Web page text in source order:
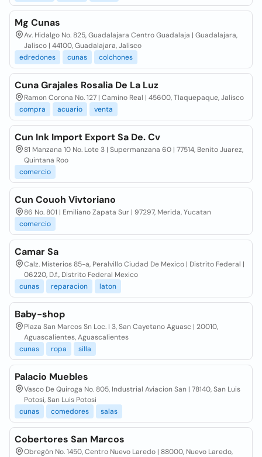
Mg Cunas
Av. Hidalgo No. 825, Guadalajara Centro Guadalaja | Guadalajara,
Jalisco | 44100, Guadalajara, Jalisco
edredones
cunas colchones
Cuna Grajales Rosalia De La Luz
Ramon Corona No. 127 | Camino Real | 45600, Tlaquepaque, Jalisco
compra
acuario venta
Cun Ink Import Export Sa De. Cv
81 Manzana 10 No. Lote 3 | Supermanzana 60 | 77514, Benito Juarez,
Quintana Roo
comercio
Cun Couoh Vivtoriano
86 No. 801 | Emiliano Zapata Sur | 97297, Merida, Yucatan
comercio
Camar Sa
Calz. Misterios 85-a, Peralvillo Ciudad De Mexico | Distrito Federal |
06220, D.f., Distrito Federal Mexico
cunas
reparacion laton
Baby-shop
Plaza San Marcos Sn Loc. I 3, San Cayetano Aguasc | 20010,
Aguascalientes, Aguascalientes
cunas
ropa silla
Palacio Muebles
Vasco De Quiroga No. 805, Industrial Aviacion San | 78140, San Luis
Potosi, San Luis Potosi
cunas
comedores salas
Cobertores San Marcos
Obregón No. 1450, Centro Nuevo Laredo | 88000, Nuevo Laredo,